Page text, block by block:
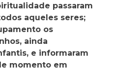
passaram
aqueles seres;
os
ainda
e informaram
momento em